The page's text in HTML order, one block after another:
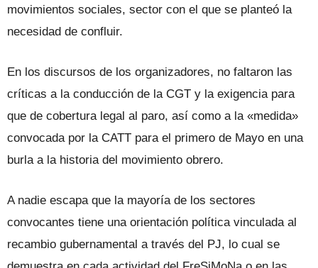
movimientos sociales, sector con el que se planteó la
necesidad de confluir.
En los discursos de los organizadores, no faltaron las
críticas a la conducción de la CGT y la exigencia para
que de cobertura legal al paro, así como a la «medida»
convocada por la CATT para el primero de Mayo en una
burla a la historia del movimiento obrero.
A nadie escapa que la mayoría de los sectores
convocantes tiene una orientación política vinculada al
recambio gubernamental a través del PJ, lo cual se